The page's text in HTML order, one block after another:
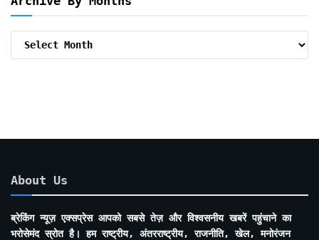
About Us
ब्रेकिंग न्यूज़ एक्सप्रेस आपको सबसे तेज़ और विश्वसनीय खबरें पहुंचाने का
भरोसेमंद स्रोत है। हम राष्ट्रीय, अंतरराष्ट्रीय, राजनीति, खेल, मनोरंजन